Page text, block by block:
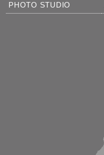
PHOTO STUDIO